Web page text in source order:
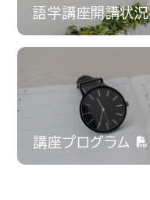
語学講座開講状況
講座プログラム